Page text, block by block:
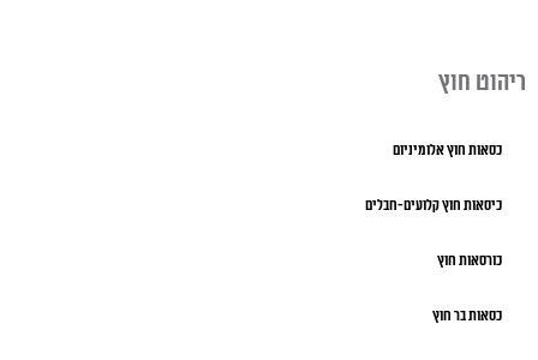
ריהוט חוץ
כסאות חוץ אלומיניום
כיסאות חוץ קלועים-חבלים
כורסאות חוץ
כסאות בר חוץ